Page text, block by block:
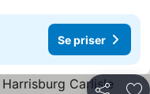
Se priser